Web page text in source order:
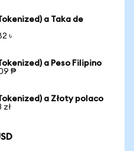
a Taka de
৳
a Peso Filipino
₱
a Złoty polaco
zł